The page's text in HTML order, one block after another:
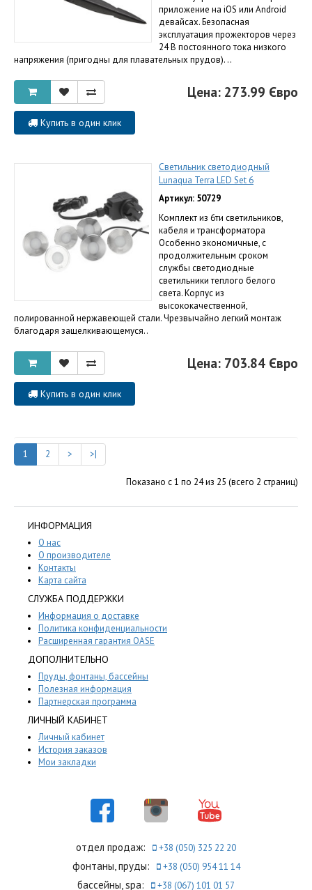
приложение на iOS или Android
девайсах. Безопасная
эксплуатация прожекторов через
24 В постоянного тока низкого
напряжения (пригодны для плавательных прудов). ..
Цена: 273.99 Євро
Купить в один клик
Светильник светодиодный
Lunaqua Terra LED Set 6
Артикул: 50729
Комплект из 6ти светильников,
кабеля и трансформатора
Особенно экономичные, с
продолжительным сроком
службы светодиодные
светильники теплого белого
света. Корпус из
высококачественной,
полированной нержавеющей стали. Чрезвычайно легкий монтаж
благодаря защелкивающемуся..
Цена: 703.84 Євро
Купить в один клик
1 2 > >|
Показано с 1 по 24 из 25 (всего 2 страниц)
ИНФОРМАЦИЯ
О нас
О производителе
Контакты
Карта сайта
СЛУЖБА ПОДДЕРЖКИ
Информация о доставке
Политика конфиденциальности
Расширенная гарантия OASE
ДОПОЛНИТЕЛЬНО
Пруды, фонтаны, бассейны
Полезная информация
Партнерская программа
ЛИЧНЫЙ КАБИНЕТ
Личный кабинет
История заказов
Мои закладки
отдел продаж: +38 (050) 325 22 20
фонтаны, пруды: +38 (050) 954 11 14
бассейны, spa: +38 (067) 101 01 57